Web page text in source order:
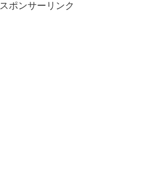
スポンサーリンク